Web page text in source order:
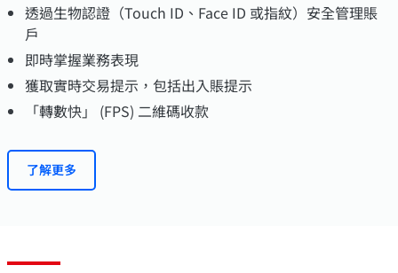
透過生物認證（Touch ID、Face ID 或指紋）安全管理賬
戶
即時掌握業務表現
獲取實時交易提示，包括出入賬提示
「轉數快」 (FPS) 二維碼收款
了解更多